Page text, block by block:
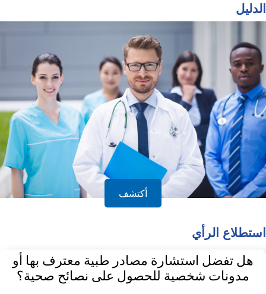
الدليل
أكتشف
استطلاع الرأي
هل تفضل استشارة مصادر طبية معترف بها أو
مدونات شخصية للحصول على نصائح صحية؟